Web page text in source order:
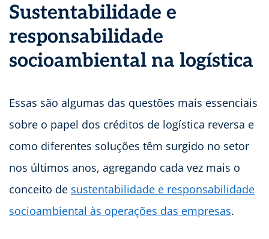
Sustentabilidade e
responsabilidade
socioambiental na logística
Essas são algumas das questões mais essenciais
sobre o papel dos créditos de logística reversa e
como diferentes soluções têm surgido no setor
nos últimos anos, agregando cada vez mais o
conceito de sustentabilidade e responsabilidade
socioambiental às operações das empresas.